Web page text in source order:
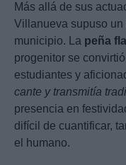
Más allá de sus
Villanueva supuso un
municipio. La peña
progenitor se
estudiantes y
cante y transmitía
presencia en
difícil de cuantificar,
el humano.